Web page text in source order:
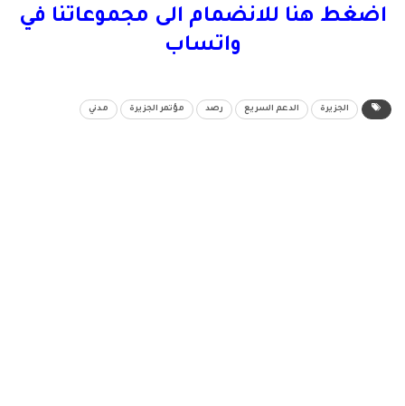
اضغط هنا للانضمام الى مجموعاتنا في
واتساب
الجزيرة الدعم السريع رصد مؤتمر الجزيرة مدني